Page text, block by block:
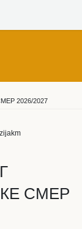
2026/2027
СМЕР